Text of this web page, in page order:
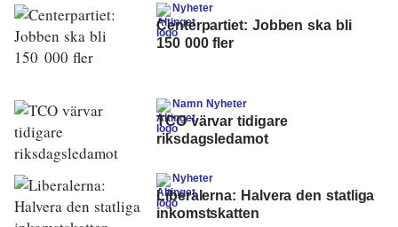
Nyheter
Centerpartiet: Jobben ska bli
150 000 fler
Namn Nyheter
TCO värvar tidigare
riksdagsledamot
Nyheter
Liberalerna: Halvera den statliga
inkomstskatten